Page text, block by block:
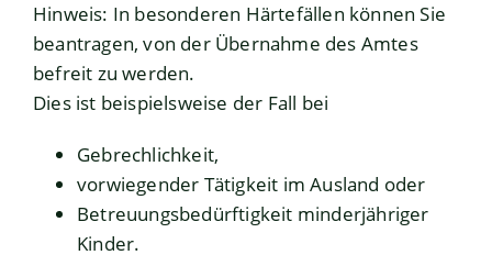
Hinweis: In besonderen Härtefällen können Sie
beantragen, von der Übernahme des Amtes
befreit zuwerden.
Dies ist beispielsweise der Fall bei
Gebrechlichkeit,
vorwiegender Tätigkeit im Ausland oder
Betreuungsbedürftigkeit minderjähriger
Kinder.